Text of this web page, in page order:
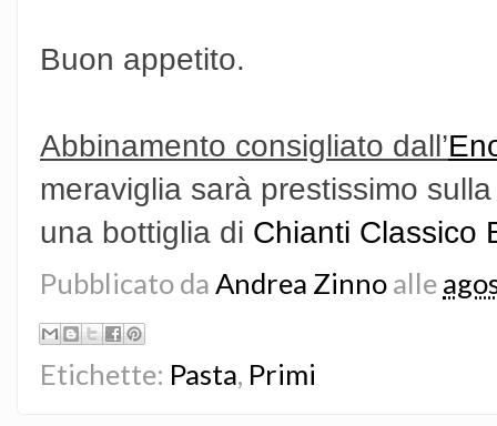
Buon appetito.
Abbinamento consigliato dall’
meraviglia sarà prestissimo
una bottiglia di Chianti Classico
Pubblicato da Andrea Zinno alle
Etichette: Pasta, Primi